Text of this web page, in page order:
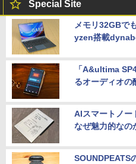
Special Site
メモリ32GBで
yzen搭載
「A&ultima
るオーディオの
AIスマートノー
なぜ魅力的なの
SOUNDPEATS